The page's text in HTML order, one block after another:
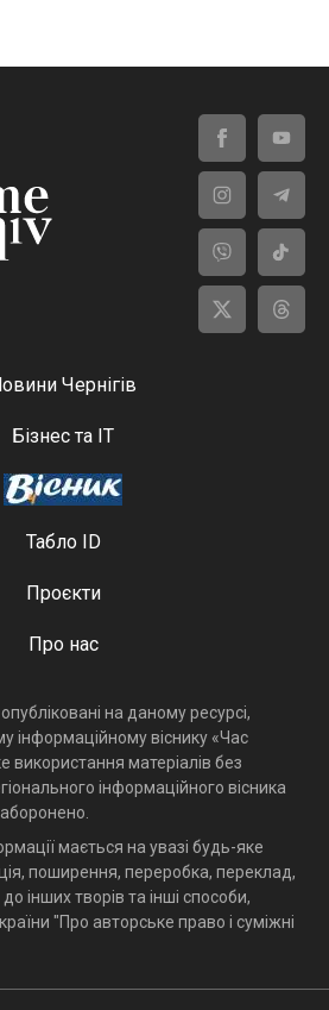
Чернігів
Бізнес та ІТ
Табло ID
Проєкти
Про нас
на даному ресурсі,
інформаційному віснику «Час
використання матеріалів без
інформаційного вісника
мається на увазі будь-яке
поширення, переробка, переклад,
інших творів та інші способи,
"Про авторське право і суміжні